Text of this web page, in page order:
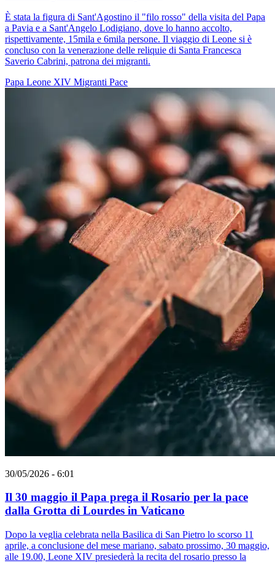
È stata la figura di Sant'Agostino il "filo rosso" della visita del Papa
a Pavia e a Sant'Angelo Lodigiano, dove lo hanno accolto,
rispettivamente, 15mila e 6mila persone. Il viaggio di Leone si è
concluso con la venerazione delle reliquie di Santa Francesca
Saverio Cabrini, patrona dei migranti.
Papa Leone XIV Migranti Pace
30/05/2026 - 6:01
Il 30 maggio il Papa prega il Rosario per la pace
dalla Grotta di Lourdes in Vaticano
Dopo la veglia celebrata nella Basilica di San Pietro lo scorso 11
aprile, a conclusione del mese mariano, sabato prossimo, 30 maggio,
alle 19.00, Leone XIV presiederà la recita del rosario presso la